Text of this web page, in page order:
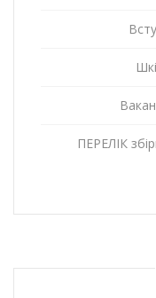
ПЕРЕЛІК